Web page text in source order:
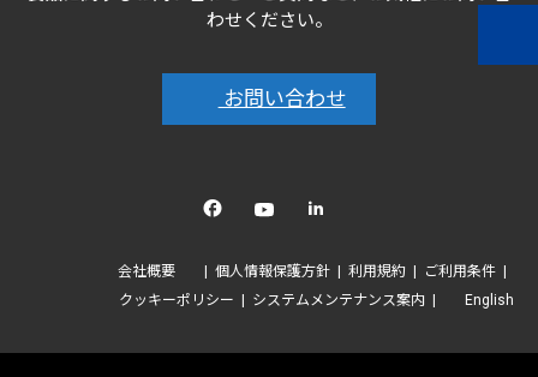
わせください。
お問い合わせ
linkedin
会社概要 個人情報保護方針 利用規約
ご利用条件
クッキーポリシー
システムメンテナンス案内 English